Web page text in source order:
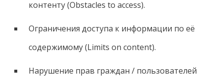
контенту (Obstacles to access).
Ограничения доступа к информации по её
содержимому (Limits on content).
Нарушение прав граждан / пользователей